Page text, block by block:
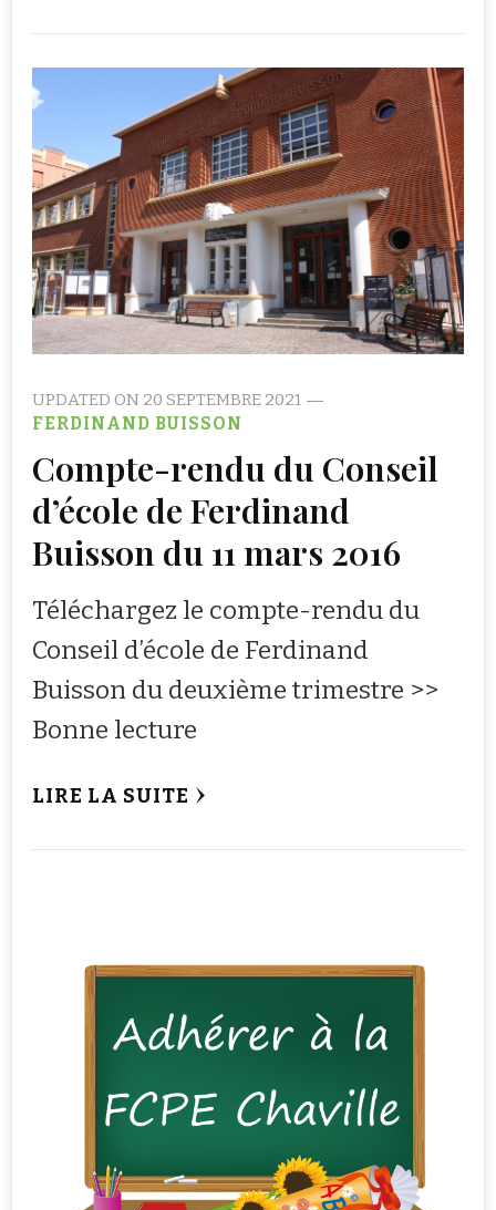
UPDATED ON 20 SEPTEMBRE 2021
FERDINAND BUISSON
Compte-rendu du Conseil
d’école de Ferdinand
Buisson du 11 mars 2016
Téléchargez le compte-rendu du
Conseil d’école de Ferdinand
Buisson du deuxième trimestre >>
Bonne lecture
LIRE LA SUITE